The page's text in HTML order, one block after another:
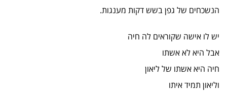
הנשכחים של גפן בשש דקות מענגות.
יש לו אישה שקוראים לה חיה
אבל היא לא אשתו
חיה היא אשתו של ליאון
וליאון תמיד איתו